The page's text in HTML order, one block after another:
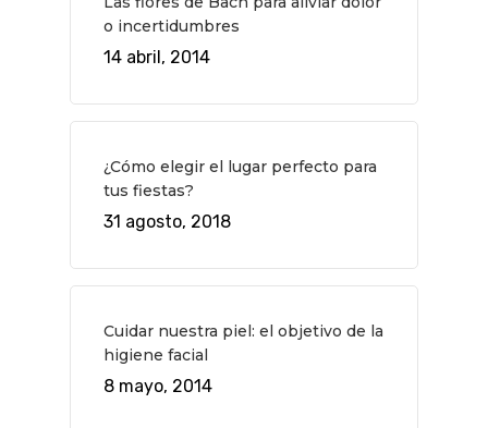
o incertidumbres
14 abril, 2014
¿Cómo elegir el lugar perfecto para
tus fiestas?
31 agosto, 2018
Cuidar nuestra piel: el objetivo de la
higiene facial
8 mayo, 2014
Música
Bares Y Cafés
Gastro
CONTACTO